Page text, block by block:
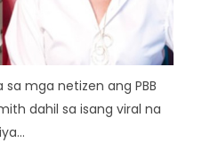
mga netizen ang PBB
dahil sa isang viral na